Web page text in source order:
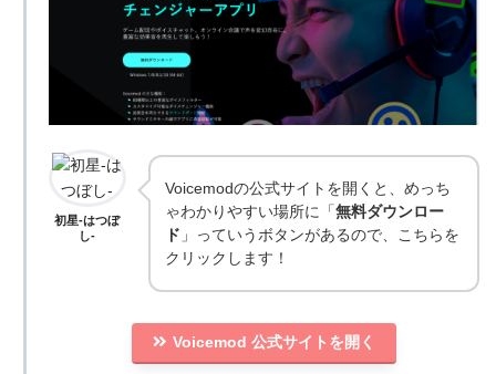
初星-はつぼ
し-
Voicemodの公式サイトを開くと、めっち
ゃわかりやすい場所に「無料ダウンロー
ド 」っていうボタンがあるので、こちらを
クリックします！
Voicemod 公式サイトを開く